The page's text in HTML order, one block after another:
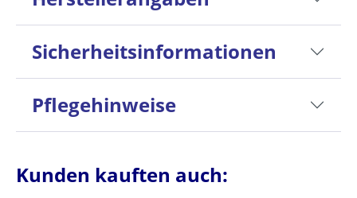
Sicherheitsinformationen
Pflegehinweise
Kunden kauften auch: